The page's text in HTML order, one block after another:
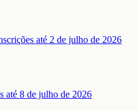
até 2 de julho de 2026
até 8 de julho de 2026